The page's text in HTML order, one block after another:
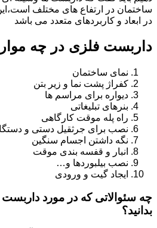
ساختمان در ارتفاع های مختلف
در ابعاد و کاربردهای متعدد می باشد
داربست فلزی در چه
نمای ساختمان
کفراژ پشت نما و زیر بتن
دیواره برای مراسم ها
بنرهای تبلیغاتی
راه پله موقت کارگاهی
نصب برای جرثقیل دستی و
نگه داشتن اجسام سنگین
انبار و قفسه بندی موقت
نصب بیلبوردها و…
ایجاد گیت و ورودی
چه سئوالاتی که در مورد
بدانید؟